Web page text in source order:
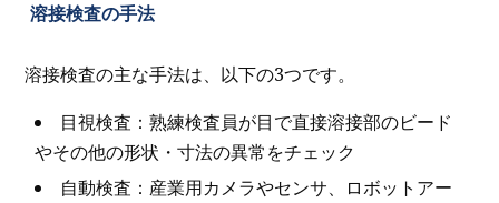
溶接検査の手法
溶接検査の主な手法は、以下の3つです。
目視検査：熟練検査員が目で直接溶接部のビード
やその他の形状・寸法の異常をチェック
自動検査：産業用カメラやセンサ、ロボットアー